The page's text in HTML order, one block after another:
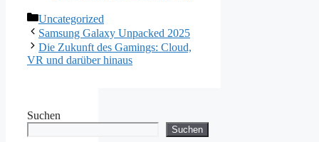
Kategorien
Uncategorized
Samsung Galaxy Unpacked 2025
Die Zukunft des Gamings: Cloud,
VR und darüber hinaus
Suchen
Suchen